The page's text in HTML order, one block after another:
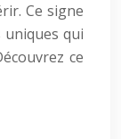
Ce signe
uniques qui
ce